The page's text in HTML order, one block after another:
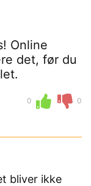
Online
det, før du
0 0
bliver ikke